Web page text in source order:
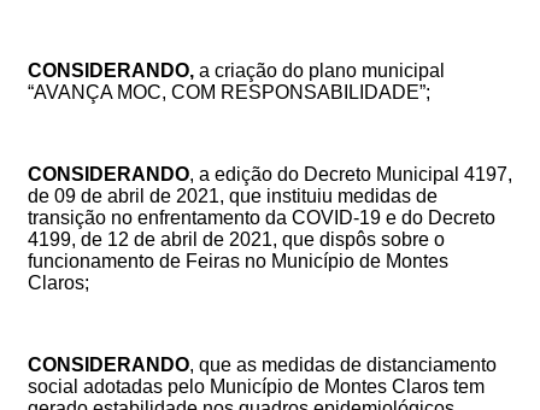
CONSIDERANDO, a criação do plano municipal
“AVANÇA MOC, COM RESPONSABILIDADE”;
CONSIDERANDO, a edição do Decreto Municipal 4197,
de 09 de abril de 2021, que instituiu medidas de
transição no enfrentamento da COVID-19 e do Decreto
4199, de 12 de abril de 2021, que dispôs sobre o
funcionamento de Feiras no Município de Montes
Claros;
CONSIDERANDO, que as medidas de distanciamento
social adotadas pelo Município de Montes Claros tem